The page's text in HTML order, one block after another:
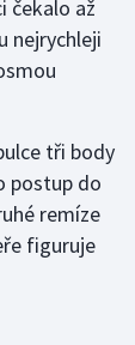
čekalo až
nejrychleji
tři body
postup do
remíze
figuruje